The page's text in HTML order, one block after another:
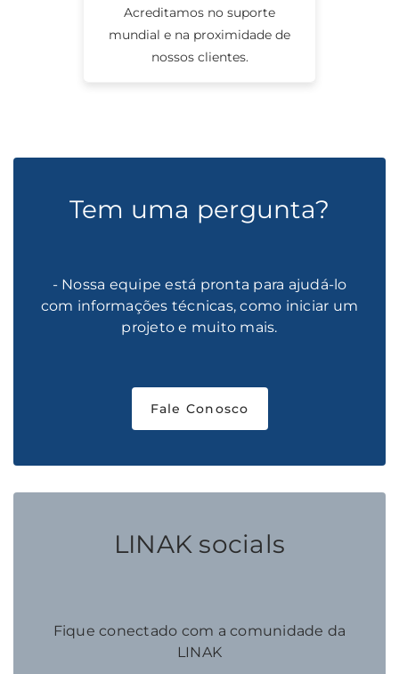
Acreditamos no suporte
mundial e na proximidade de
nossos clientes.
Tem uma pergunta?
- Nossa equipe está pronta para ajudá-lo
com informações técnicas, como iniciar um
projeto e muito mais.
Fale Conosco
LINAK socials
Fique conectado com a comunidade da
LINAK